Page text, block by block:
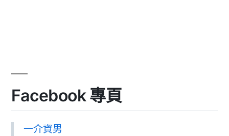
Facebook 專頁
一介資男